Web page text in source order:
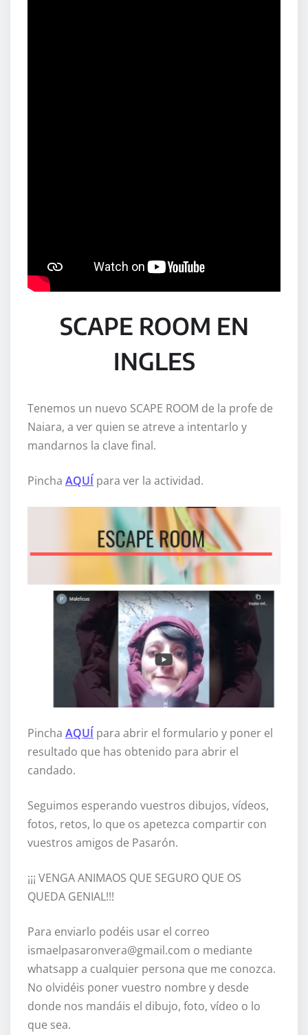
SCAPE ROOM EN
INGLES
Tenemos un nuevo SCAPE ROOM de la profe de
Naiara, a ver quien se atreve a intentarlo y
mandarnos la clave final.
Pincha AQUÍ para ver la actividad.
Pincha AQUÍ para abrir el formulario y poner el
resultado que has obtenido para abrir el
candado.
Seguimos esperando vuestros dibujos, vídeos,
fotos, retos, lo que os apetezca compartir con
vuestros amigos de Pasarón.
¡¡¡ VENGA ANIMAOS QUE SEGURO QUE OS
QUEDA GENIAL!!!
Para enviarlo podéis usar el correo
ismaelpasaronvera@gmail.com o mediante
whatsapp a cualquier persona que me conozca.
No olvidéis poner vuestro nombre y desde
donde nos mandáis el dibujo, foto, vídeo o lo
que sea.